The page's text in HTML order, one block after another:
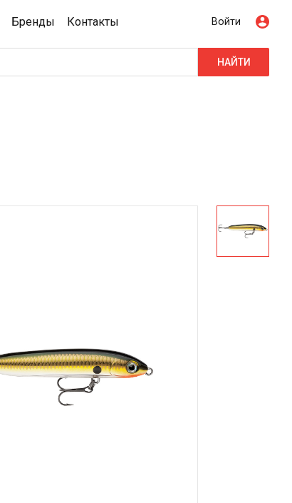
Бренды Контакты Войти
НАЙТИ